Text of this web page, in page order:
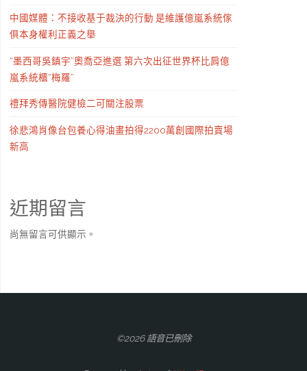
中國媒體：不接收基于裁決的行動 是維護億嵐系統傢
俱本身權利正義之舉
“墨西哥吳鎮宇”奧喬亞進選 第六次出征世界杯比肩億
嵐系統櫃“梅羅”
禮拜秀傳醫院健檢二可關注股票
徐悲鴻肖像台包養心得油畫拍得2200萬創國際拍賣場
新高
近期留言
尚無留言可供顯示。
©2026 語音已刪除